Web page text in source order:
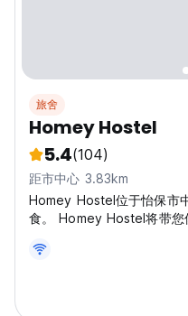
旅舍
Homey Hostel
5.4(104)
距市中心 3.83km
Homey Hostel位于怡保市
食。 Homey Hostel将带您